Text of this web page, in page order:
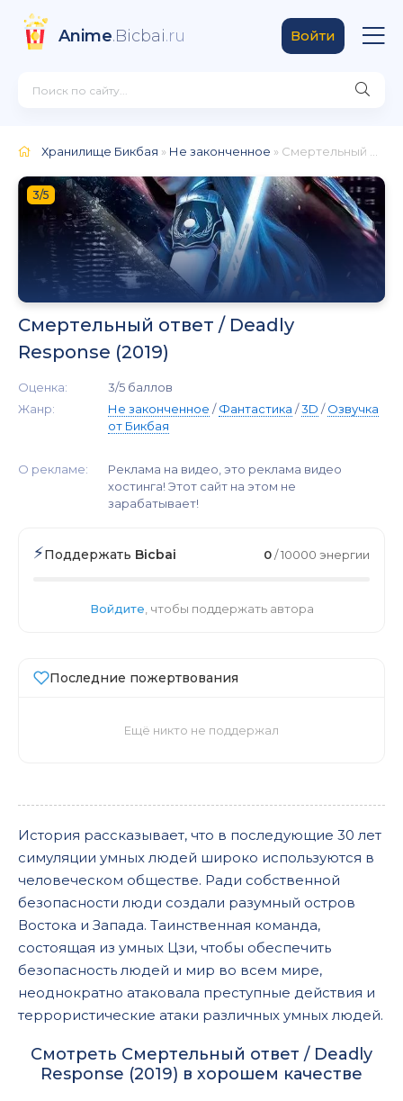
Anime.Bicbai.ru Войти
Хранилище Бикбая » Не законченное » Смертельный ответ / Deadly Response (2019)
3/5
Смертельный ответ / Deadly
Response (2019)
Оценка:
3/5 баллов
Жанр:
Не законченное /Фантастика /3D /Озвучка
от Бикбая
О рекламе:
Реклама на видео, это реклама видео
хостинга! Этот сайт на этом не
зарабатывает!
⚡Поддержать Bicbai 0/ 10000 энергии
Войдите , чтобы поддержать автора
Последние пожертвования
Ещё никто не поддержал
История рассказывает, что в последующие 30 лет
симуляции умных людей широко используются в
человеческом обществе. Ради собственной
безопасности люди создали разумный остров
Востока и Запада. Таинственная команда,
состоящая из умных Цзи, чтобы обеспечить
безопасность людей и мир во всем мире,
неоднократно атаковала преступные действия и
террористические атаки различных умных людей.
Смотреть Смертельный ответ / Deadly
Response (2019) в хорошем качестве